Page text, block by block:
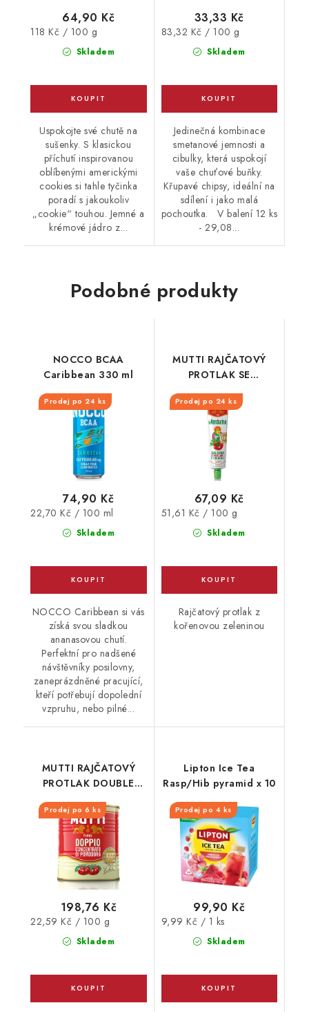
Skladem
64,90 Kč
Měrná
118 Kč / 100 g
Uspokojte své chutě na
sušenky. S klasickou
příchutí inspirovanou
oblíbenými americkými
cookies si tahle tyčinka
poradí s jakoukoliv
„cookie“ touhou. Jemné a
krémové jádro z...
Skladem
33,33 Kč
Měrná
83,32 Kč / 100 g
Jedinečná kombinace
smetanové jemnosti a
cibulky, která uspokojí
vaše chuťové buňky.
Křupavé chipsy, ideální na
sdílení i jako malá
pochoutka. V balení 12 ks
- 29,08...
Podobné produkty
NOCCO BCAA
Caribbean 330 ml
Prodej po 24 ks
Skladem
74,90 Kč
Měrná
22,70 Kč / 100 ml
NOCCO Caribbean si vás
získá svou sladkou
ananasovou chutí.
Perfektní pro nadšené
návštěvníky posilovny,
zaneprázdněné pracující,
kteří potřebují dopolední
vzpruhu, nebo pilné...
MUTTI RAJČATOVÝ
PROTLAK SE
ZELENINOU TUBA
130G
Prodej po 24 ks
Skladem
67,09 Kč
Měrná
51,61 Kč / 100 g
Rajčatový protlak z
kořenovou zeleninou
MUTTI RAJČATOVÝ
PROTLAK DOUBLE
880G PLECH
Prodej po 6 ks
Skladem
198,76 Kč
Měrná
22,59 Kč / 100 g
Lipton Ice Tea
Rasp/Hib pyramid x 10
Prodej po 4 ks
Skladem
99,90 Kč
Měrná
9,99 Kč / 1 ks